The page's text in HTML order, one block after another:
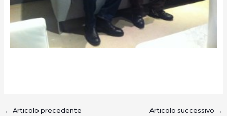
← Articolo precedente Articolo successivo →